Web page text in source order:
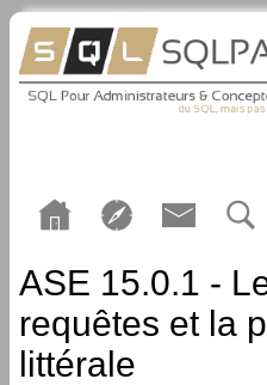
ASE 15.0.1 -
requêtes et la
littérale